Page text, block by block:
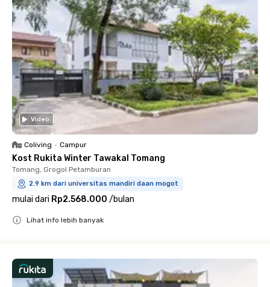
Video
Coliving • Campur
Kost Rukita Winter Tawakal Tomang
Tomang, Grogol Petamburan
2.9 km dari universitas mandiri daan mogot
mulai dari Rp2.568.000 /bulan
Lihat info lebih banyak